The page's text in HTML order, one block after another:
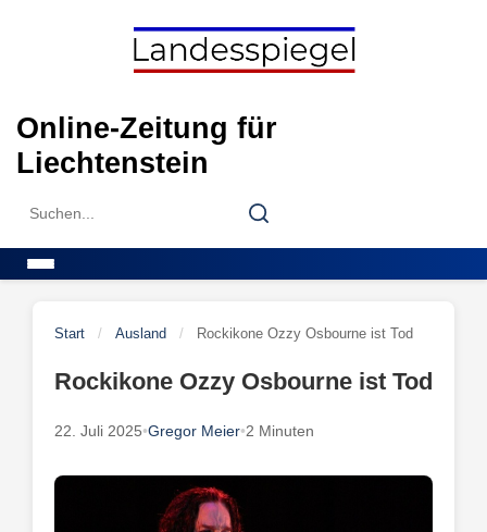
Online-Zeitung für
Liechtenstein
Search
Search
Start / Ausland / Rockikone Ozzy Osbourne ist Tod
Rockikone Ozzy Osbourne ist Tod
22. Juli 2025•Gregor Meier•2 Minuten